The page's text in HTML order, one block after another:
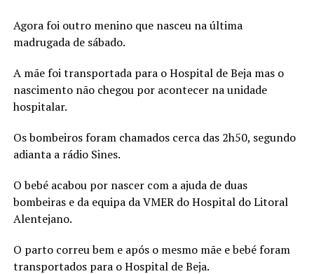
Agora foi outro menino que nasceu na última
madrugada de sábado.
A mãe foi transportada para o Hospital de Beja mas o
nascimento não chegou por acontecer na unidade
hospitalar.
Os bombeiros foram chamados cerca das 2h50, segundo
adianta a rádio Sines.
O bebé acabou por nascer com a ajuda de duas
bombeiras e da equipa da VMER do Hospital do Litoral
Alentejano.
O parto correu bem e após o mesmo mãe e bebé foram
transportados para o Hospital de Beja.